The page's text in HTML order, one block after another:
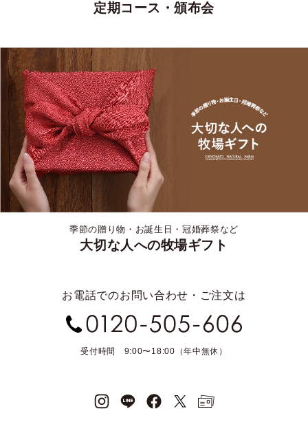
定期コース・頒布会
季節の贈り物・お誕生日・冠婚葬祭など
大切な人への牧場ギフト
お電話でのお問い合わせ・ご注文は
受付時間 9:00〜18:00（年中無休）